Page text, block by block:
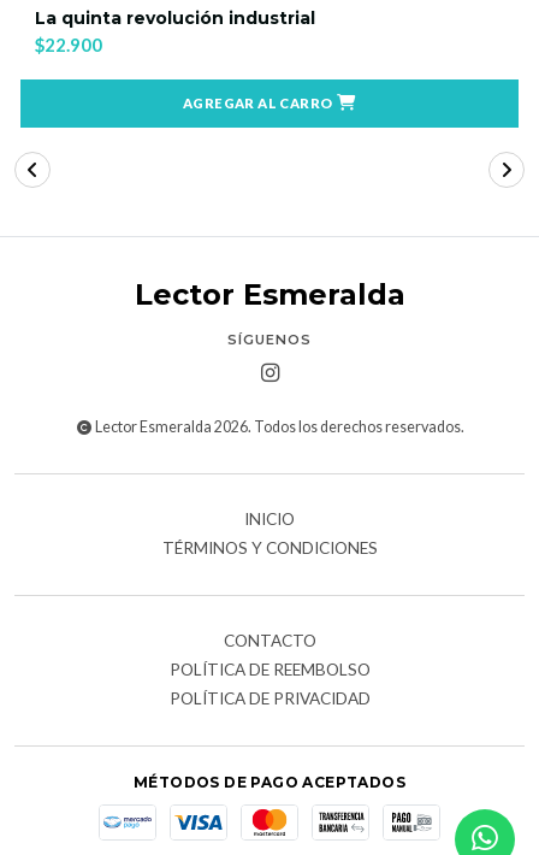
La quinta revolución industrial
$22.900
AGREGAR AL CARRO
Lector Esmeralda
SÍGUENOS
Lector Esmeralda 2026. Todos los derechos reservados.
INICIO
TÉRMINOS Y CONDICIONES
CONTACTO
POLÍTICA DE REEMBOLSO
POLÍTICA DE PRIVACIDAD
MÉTODOS DE PAGO ACEPTADOS